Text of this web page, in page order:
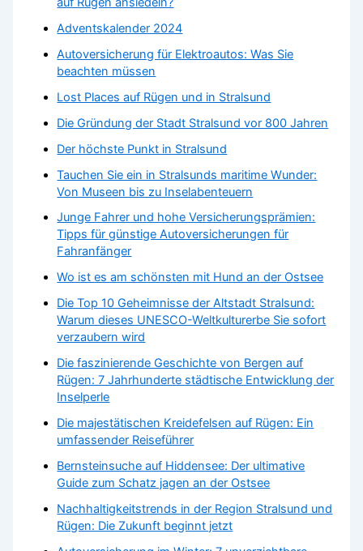
Adventskalender 2024
Autoversicherung für Elektroautos: Was Sie
beachten müssen
Lost Places auf Rügen und in Stralsund
Die Gründung der Stadt Stralsund vor 800 Jahren
Der höchste Punkt in Stralsund
Tauchen Sie ein in Stralsunds maritime Wunder:
Von Museen bis zu Inselabenteuern
Junge Fahrer und hohe Versicherungsprämien:
Tipps für günstige Autoversicherungen für
Fahranfänger
Wo ist es am schönsten mit Hund an der Ostsee
Die Top 10 Geheimnisse der Altstadt Stralsund:
Warum dieses UNESCO-Weltkulturerbe Sie sofort
verzaubern wird
Die faszinierende Geschichte von Bergen auf
Rügen: 7 Jahrhunderte städtische Entwicklung der
Inselperle
Die majestätischen Kreidefelsen auf Rügen: Ein
umfassender Reiseführer
Bernsteinsuche auf Hiddensee: Der ultimative
Guide zum Schatz jagen an der Ostsee
Nachhaltigkeitstrends in der Region Stralsund und
Rügen: Die Zukunft beginnt jetzt